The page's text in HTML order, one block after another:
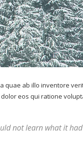
quae ab illo inventore
eos qui ratione
not learn what it